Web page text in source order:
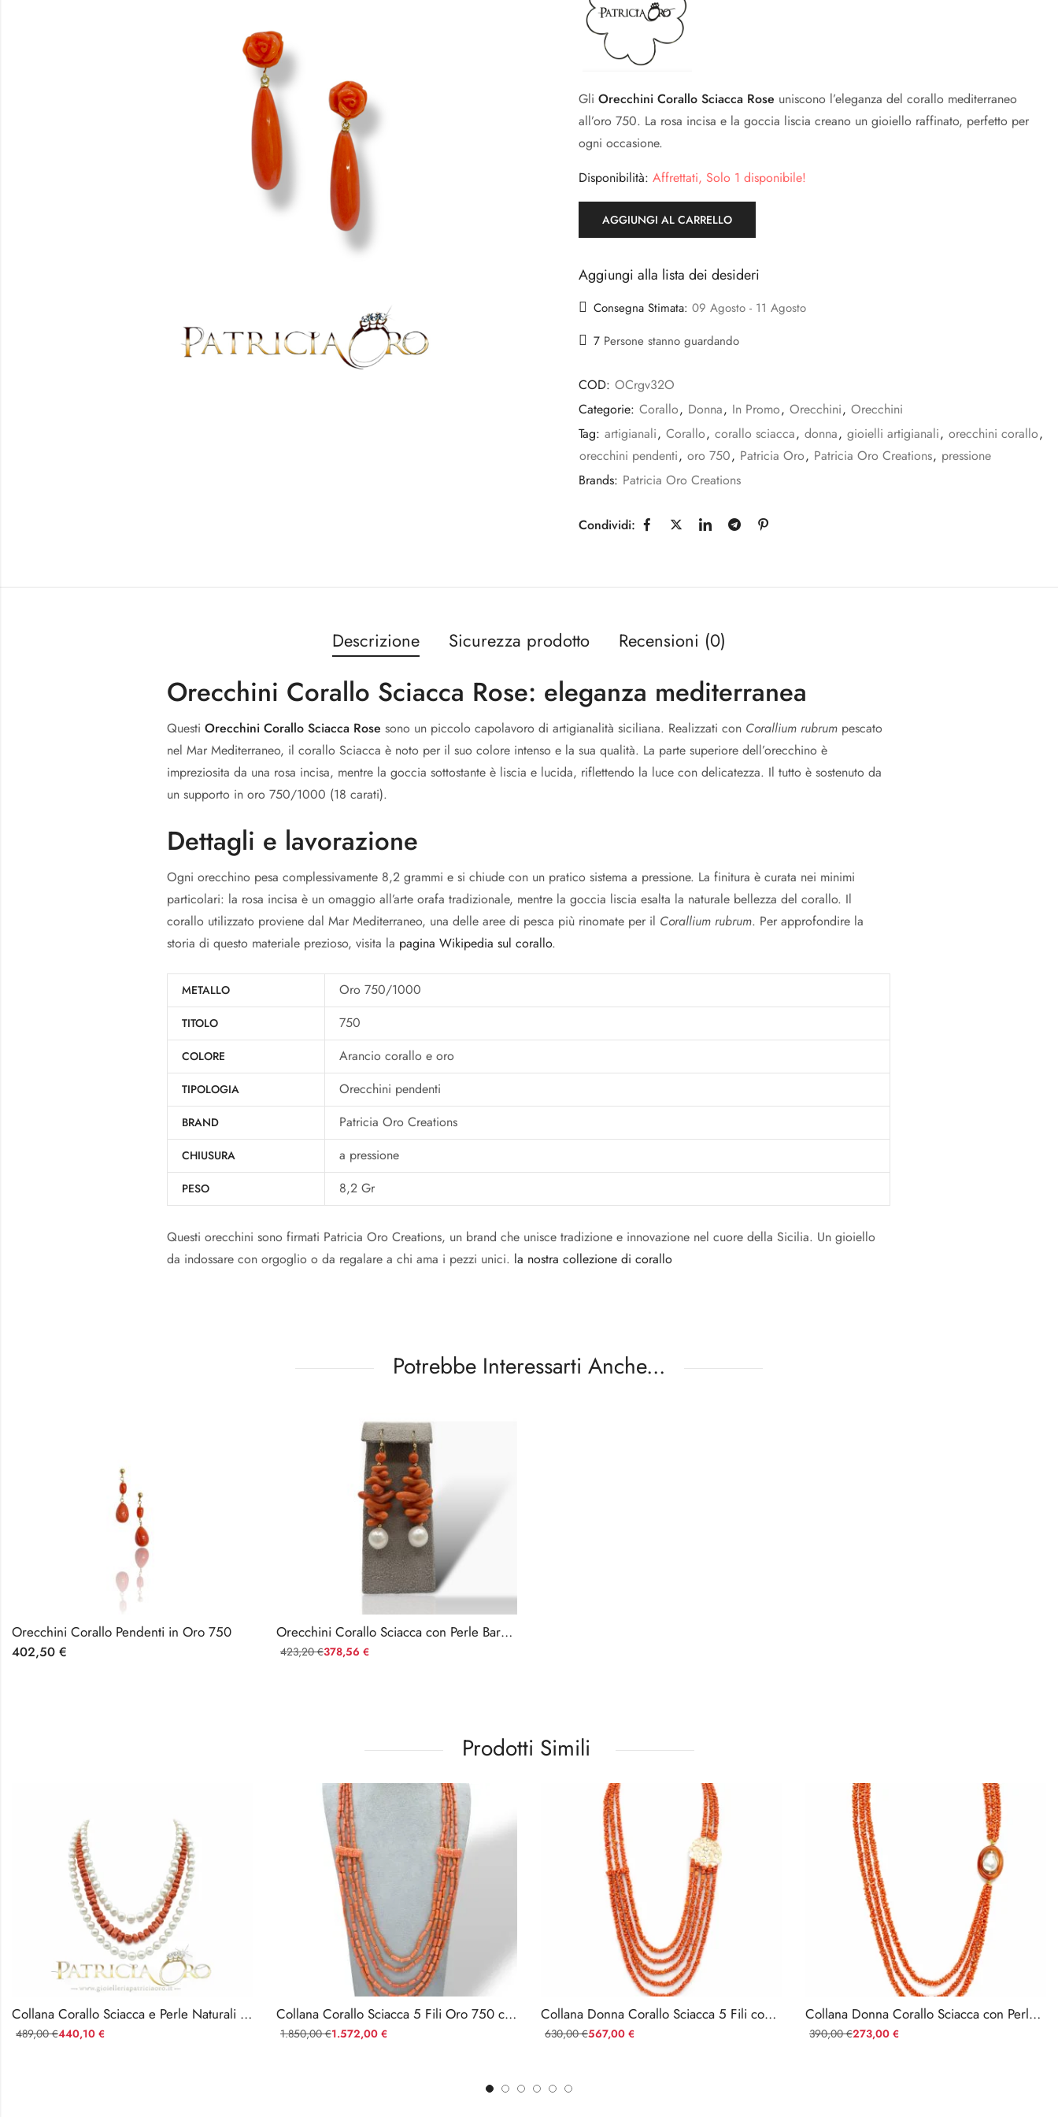
Gli Orecchini Corallo Sciacca Rose uniscono l’eleganza del corallo mediterraneo
all’oro 750. La rosa incisa e la goccia liscia creano un gioiello raffinato, perfetto per
ogni occasione.
Disponibilità: Affrettati, Solo 1 disponibile!
AGGIUNGI AL CARRELLO
Aggiungi alla lista dei desideri
Consegna Stimata: 09 Agosto - 11 Agosto
7 Persone stanno guardando
COD: OCrgv32O
Categorie: Corallo, Donna, In Promo, Orecchini, Orecchini
Tag: artigianali, Corallo, corallo sciacca, donna, gioielli artigianali, orecchini corallo,
orecchini pendenti, oro 750, Patricia Oro, Patricia Oro Creations, pressione
Brands: Patricia Oro Creations
Condividi:
Descrizione Sicurezza prodotto Recensioni (0)
Orecchini Corallo Sciacca Rose: eleganza mediterranea
QuestiOrecchini Corallo Sciacca Rose sono un piccolo capolavoro di artigianalità siciliana. Realizzati con Corallium rubrum pescato
nel Mar Mediterraneo, il corallo Sciacca è noto per il suo colore intenso e la sua qualità. La parte superiore dell’orecchino è
impreziosita da una rosa incisa, mentre la goccia sottostante è liscia e lucida, riflettendo la luce con delicatezza. Il tutto è sostenuto da
un supporto in oro 750/1000 (18 carati).
Dettagli e lavorazione
Ogni orecchino pesa complessivamente 8,2 grammi e si chiude con un pratico sistema a pressione. La finitura è curata nei minimi
particolari: la rosa incisa è un omaggio all’arte orafa tradizionale, mentre la goccia liscia esalta la naturale bellezza del corallo. Il
corallo utilizzato proviene dal Mar Mediterraneo, una delle aree di pesca più rinomate per il Corallium rubrum. Per approfondire la
storia di questo materiale prezioso, visita la pagina Wikipedia sul corallo.
METALLO Oro 750/1000
TITOLO 750
COLORE Arancio corallo e oro
TIPOLOGIA Orecchini pendenti
BRAND Patricia Oro Creations
CHIUSURA a pressione
PESO 8,2 Gr
Questi orecchini sono firmati Patricia Oro Creations, un brand che unisce tradizione e innovazione nel cuore della Sicilia. Un gioiello
da indossare con orgoglio o da regalare a chi ama i pezzi unici. la nostra collezione di corallo
Potrebbe Interessarti Anche...
Orecchini Corallo Pendenti in Oro 750
402,50 €
Orecchini Corallo Sciacca con Perle Barocche Oro 750
378,56 €
423,20€
Prodotti Simili
Collana Corallo Sciacca e Perle Naturali Tre Fili
440,10 €
489,00€
Collana Corallo Sciacca 5 Fili Oro 750 con Sculture Laterali
1.572,00 €
1.850,00€
Collana Donna Corallo Sciacca 5 Fili con Cammeo Floreale
567,00 €
630,00€
Collana Donna Corallo Sciacca con Perla Barocca e Corniola
273,00 €
390,00€